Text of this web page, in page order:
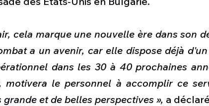
cela marque une nouvelle ère dans son
a un avenir, car elle dispose déjà
dans les 30 à 40 prochaines
motivera le personnel à accomplir ce
et de belles perspectives », a